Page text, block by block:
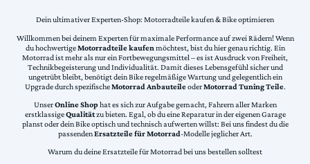
Dein ultimativer Experten-Shop: Motorradteile kaufen & Bike optimieren
Willkommen bei deinem Experten für maximale Performance auf zwei Rädern! Wenn
du hochwertigeMotorradteile kaufen möchtest, bist du hier genau richtig. Ein
Motorrad ist mehr als nur ein Fortbewegungsmittel – es ist Ausdruck von Freiheit,
Technikbegeisterung und Individualität. Damit dieses Lebensgefühl sicher und
ungetrübt bleibt, benötigt dein Bike regelmäßige Wartung und gelegentlich ein
Upgrade durch spezifischeMotorrad AnbauteileoderMotorrad Tuning Teile.
UnserOnline Shophat es sich zur Aufgabe gemacht, Fahrern aller Marken
erstklassigeQualitätzu bieten. Egal, ob du eine Reparatur in der eigenen Garage
planst oder dein Bike optisch und technisch aufwerten willst: Bei uns findest du die
passendenErsatzteile für Motorrad-Modelle jeglicher Art.
Warum du deine Ersatzteile für Motorrad bei uns bestellen solltest